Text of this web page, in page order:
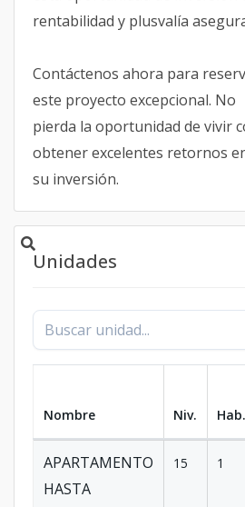
rentabilidad y plusvalía
Contáctenos ahora para
este proyecto excepcional. No
pierda la oportunidad de vivir
obtener excelentes retornos
su inversión.
Unidades
Nombre Niv. Hab.
APARTAMENTO
HASTA
15 1